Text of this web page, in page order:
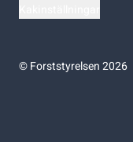
©Forststyrelsen 2026